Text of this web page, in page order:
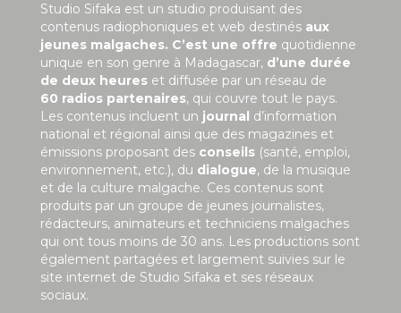
Studio Sifaka est un studio produisant des
contenus radiophoniques et web destinés aux
jeunes malgaches. C’est une offre quotidienne
unique en son genre à Madagascar, d’une durée
de deux heures et diffusée par un réseau de
60 radios partenaires, qui couvre tout le pays.
Les contenus incluent un journal d’information
national et régional ainsi que des magazines et
émissions proposant des conseils (santé, emploi,
environnement, etc.), du dialogue, de la musique
et de la culture malgache. Ces contenus sont
produits par un groupe de jeunes journalistes,
rédacteurs, animateurs et techniciens malgaches
qui ont tous moins de 30 ans. Les productions sont
également partagées et largement suivies sur le
site internet de Studio Sifaka et ses réseaux
sociaux.